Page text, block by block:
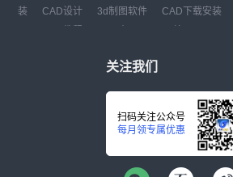
装
CAD设计 3d制图软件 CAD下载安装
关注我们
扫码关注公众号
每月领专属优惠